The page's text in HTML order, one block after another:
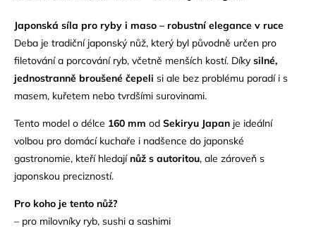
Japonská síla pro ryby i maso – robustní elegance v ruce
Deba je tradiční japonský nůž, který byl původně určen pro
filetování a porcování ryb, včetně menších kostí. Díky silné,
jednostranně broušené čepeli si ale bez problému poradí i s
masem, kuřetem nebo tvrdšími surovinami.
Tento model o délce 160 mm od Sekiryu Japan je ideální
volbou pro domácí kuchaře i nadšence do japonské
gastronomie, kteří hledajínůž s autoritou, ale zároveň s
japonskou precizností.
Pro koho je tento nůž?
– pro milovníky ryb, sushi a sashimi